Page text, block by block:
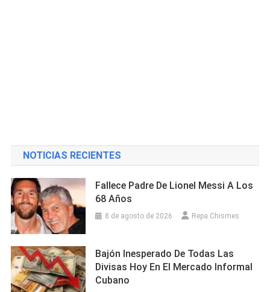
NOTICIAS RECIENTES
Fallece Padre De Lionel Messi A Los
68 Años
8 de agosto de 2026 Repa Chismes
Bajón Inesperado De Todas Las
Divisas Hoy En El Mercado Informal
Cubano